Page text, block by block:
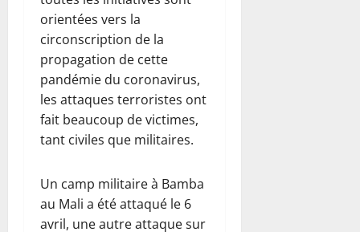
orientées vers la
circonscription de la
propagation de cette
pandémie du coronavirus,
les attaques terroristes ont
fait beaucoup de victimes,
tant civiles que militaires.
Un camp militaire à Bamba
au Mali a été attaqué le 6
avril, une autre attaque sur